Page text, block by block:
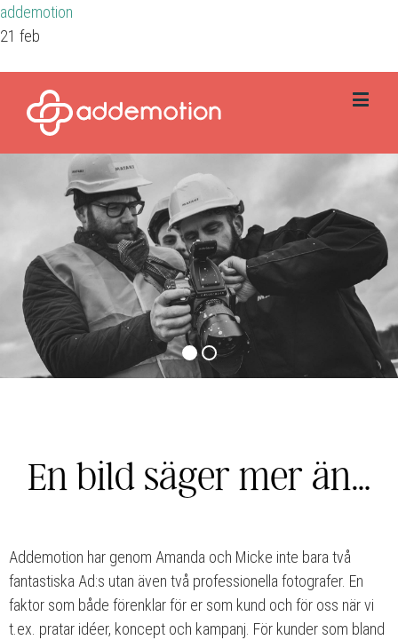
addemotion
21 feb
En bild säger mer än…
Addemotion har genom Amanda och Micke inte bara två
fantastiska Ad:s utan även två professionella fotografer. En
faktor som både förenklar för er som kund och för oss när vi
t.ex. pratar idéer, koncept och kampanj. För kunder som bland